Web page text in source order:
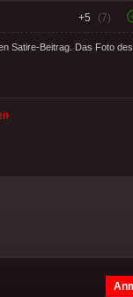
+5 (7)
Satire-Beitrag. Das Foto des